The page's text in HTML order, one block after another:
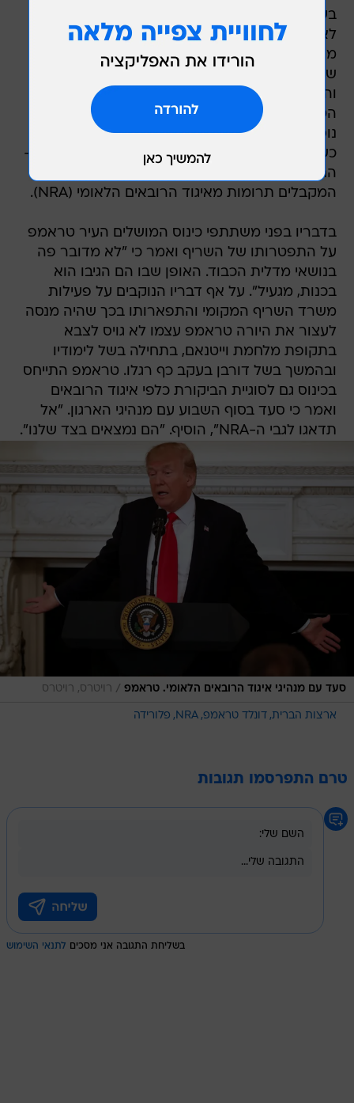
בשבוע שעבר
לאחר שנחשף כי היה נוכח בקרבת בית הספר
מרג'ורי סטונמן דגלאס בעיר פארקלנד, שעה
שהתלמיד לשעבר ניקולס קרוז פתח באש במקום
והרג 17 תלמידים ומורים - אך לא ניסה למנוע את
הטבח, על אף שהיה חמוש. התקרית הפכה למוקד
נוסף של הוויכוח על פיקוח על נשק בארצות הברית,
כשתלמידי בית הספר - בהם מי ששרדו את הטבח -
החלו בגל מחאות כלפי מחוקקים ונבחרי ציבור
המקבלים תרומות מאיגוד הרובאים הלאומי (NRA).
בדבריו בפני משתתפי כינוס המושלים העיר טראמפ
על התפטרותו של השריף ואמר כי "לא מדובר פה
בנושאי מדלית הכבוד. האופן שבו הם הגיבו הוא
בכנות, מגעיל". על אף דבריו הנוקבים על פעילות
משרד השריף המקומי והתפארותו בכך שהיה מנסה
לעצור את היורה טראמפ עצמו לא גויס לצבא
בתקופת מלחמת וייטנאם, בתחילה בשל לימודיו
ובהמשך בשל דורבן בעקב כף רגלו. טראמפ התייחס
בכינוס גם לסוגיית הביקורת כלפי איגוד הרובאים
ואמר כי סעד בסוף השבוע עם מנהיגי הארגון. "אל
תדאגו לגבי ה-NRA", הוסיף. "הם נמצאים בצד שלנו".
סעד עם מנהיגי איגוד הרובאים הלאומי. טראמפ / רויטרס, רויטרס
ארצות הברית דונלד טראמפ NRA פלורידה
טרם התפרסמו תגובות
בשליחת התגובה אני מסכים לתנאי השימוש